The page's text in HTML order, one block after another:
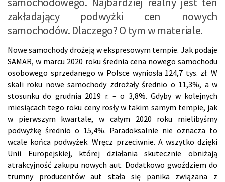
zakładający podwyżki cen nowych
samochodów. Dlaczego? O tym w materiale.
Nowe samochody drożeją w ekspresowym tempie. Jak podaje
SAMAR, w marcu 2020 roku średnia cena nowego samochodu
osobowego sprzedanego w Polsce wyniosła 124,7 tys. zł. W
skali roku nowe samochody zdrożały średnio o 11,3%, a w
stosunku do grudnia 2019 r. – o 3,8%. Gdyby w kolejnych
miesiącach tego roku ceny rosły w takim samym tempie, jak
w pierwszym kwartale, w całym 2020 roku mielibyśmy
podwyżkę średnio o 15,4%. Paradoksalnie nie oznacza to
wcale końca podwyżek. Wręcz przeciwnie. A wszytko dzięki
Unii Europejskiej, której działania skutecznie obniżają
atrakcyjność zakupu nowych aut. Dodatkowo gwoździem do
trumny producentów aut stała się panika związana z